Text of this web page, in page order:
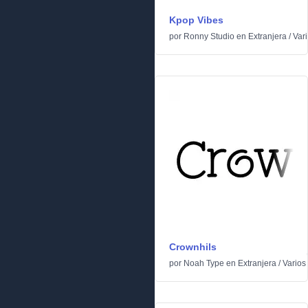
Kpop Vibes
por Ronny Studio en Extranjera /
Crownhils
por Noah Type en Extranjera /Varios